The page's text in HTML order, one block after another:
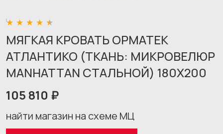
МЯГКАЯ КРОВАТЬ ОРМАТЕК
АТЛАНТИКО (ТКАНЬ: МИКРОВЕЛЮР
MANHATTAN СТАЛЬНОЙ) 180X200
105 810 ₽
найти магазин на схеме МЦ